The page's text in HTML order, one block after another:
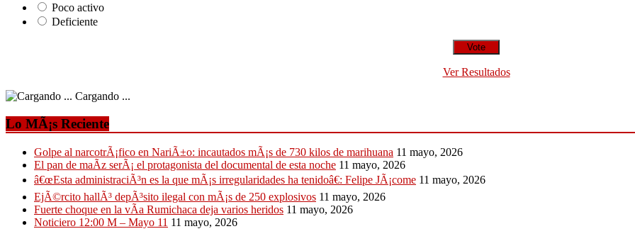
Poco activo
Deficiente
Ver Resultados
Cargando ...
Lo MÃ¡s Reciente
Golpe al narcotrÃ¡fico en NariÃ±o: incautados mÃ¡s de 730 kilos de marihuana 11 mayo, 2026
El pan de maÃ­z serÃ¡ el protagonista del documental de esta noche 11 mayo, 2026
â€œEsta administraciÃ³n es la que mÃ¡s irregularidades ha tenidoâ€: Felipe JÃ¡come 11 mayo, 2026
EjÃ©rcito hallÃ³ depÃ³sito ilegal con mÃ¡s de 250 explosivos 11 mayo, 2026
Fuerte choque en la vÃ­a Rumichaca deja varios heridos 11 mayo, 2026
Noticiero 12:00 M – Mayo 11 11 mayo, 2026